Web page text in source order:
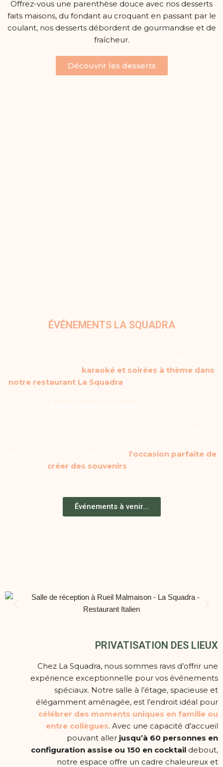
Offrez-vous une parenthèse douce avec nos desserts
faits maisons, du fondant au croquant en passant par le
coulant, nos desserts débordent de gourmandise et de
fraîcheur.
Découvrir les desserts
ÉVÉNEMENTS LA SQUADRA
karaoké et soirées à thème dans
notre restaurant La Squadra
l’occasion parfaite de
créer des souvenirs
Événements à venir...
PRIVATISATION DES LIEUX
Chez La Squadra, nous sommes ravis d’offrir une
expérience exceptionnelle pour vos événements
spéciaux. Notre salle à l’étage, spacieuse et
élégamment aménagée, est l’endroit idéal pour
célébrer des moments uniques en famille ou
entre collègues. Avec une capacité d’accueil
pouvant aller jusqu’à 60 personnes en
configuration assise ou 150 en cocktail debout,
notre espace offre un cadre chaleureux et